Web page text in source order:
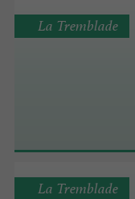
La Tremblade
La Tremblade